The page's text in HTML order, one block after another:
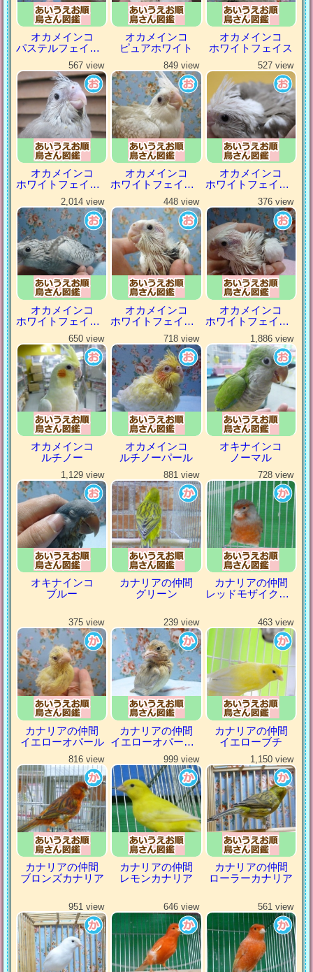
オカメインコ
パステルフェイスルチノー
オカメインコ
ピュアホワイト
オカメインコ
ホワイトフェイス
567 view
オカメインコ
ホワイトフェイスシナモン
849 view
オカメインコ
ホワイトフェイスシナモンパール
527 view
オカメインコ
ホワイトフェイスシナモンパイド
2,014 view
オカメインコ
ホワイトフェイスパール
448 view
オカメインコ
ホワイトフェイスパイド
376 view
オカメインコ
ホワイトフェイスヘビーパイド
650 view
オカメインコ
ルチノー
718 view
オカメインコ
ルチノーパール
1,886 view
オキナインコ
ノーマル
1,129 view
オキナインコ
ブルー
881 view
カナリアの仲間
グリーン
728 view
カナリアの仲間
レッドモザイクカナリア
375 view
カナリアの仲間
イエローオパール
239 view
カナリアの仲間
イエローオパールシナモン
463 view
カナリアの仲間
イエローブチ
816 view
カナリアの仲間
ブロンズカナリア
999 view
カナリアの仲間
レモンカナリア
1,150 view
カナリアの仲間
ローラーカナリア
951 view 646 view 561 view